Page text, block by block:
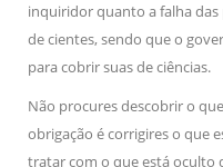
inquiridor quanto a falha
de cientes, sendo que o
para cobrir suas de ciências.
Não procures descobrir o
obrigação é corrigires o que
tratar com o que está oculto